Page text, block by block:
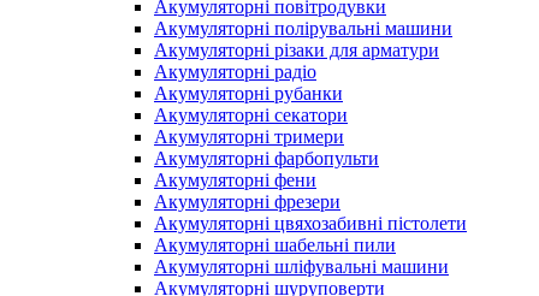
Акумуляторні повітродувки
Акумуляторні полірувальні машини
Акумуляторні різаки для арматури
Акумуляторні радіо
Акумуляторні рубанки
Акумуляторні секатори
Акумуляторні тримери
Акумуляторні фарбопульти
Акумуляторні фени
Акумуляторні фрезери
Акумуляторні цвяхозабивні пістолети
Акумуляторні шабельні пили
Акумуляторні шліфувальні машини
Акумуляторні шуруповерти